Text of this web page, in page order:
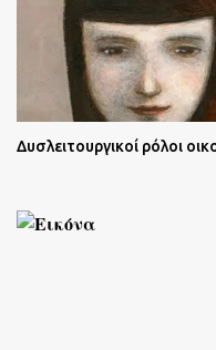
Δυσλειτουργικοί ρόλοι